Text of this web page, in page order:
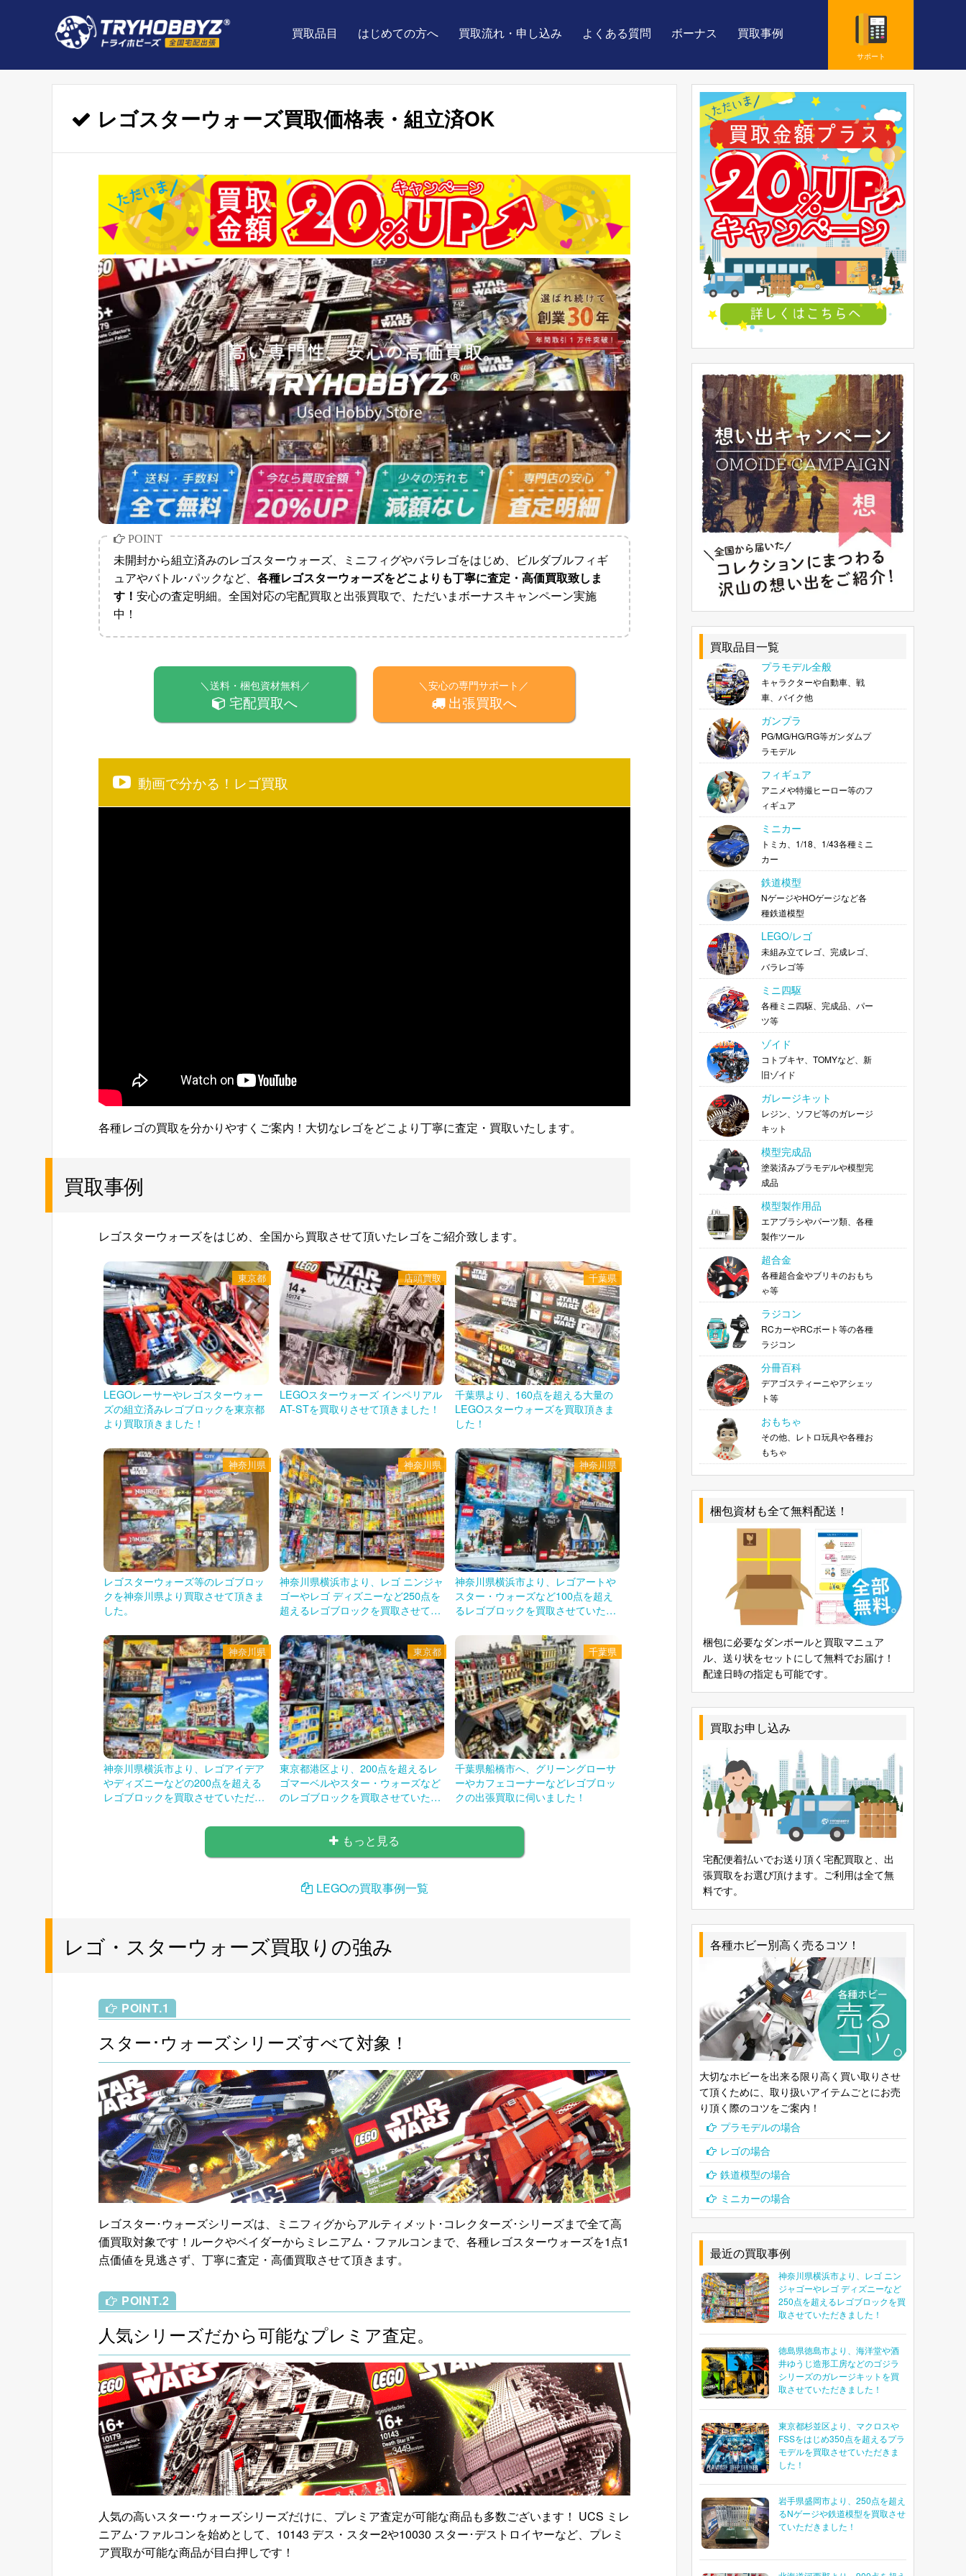
買取品目 はじめての方へ 買取流れ・申し込み よくある質問 ボーナス 買取事例
サポート
レゴスターウォーズ買取価格表・組立済OK
未開封から組立済みのレゴスターウォーズ、ミニフィグやバラレゴをはじめ、ビルダブルフィギ
ュアやバトル･パックなど、各種レゴスターウォーズをどこよりも丁寧に査定・高価買取致しま
す！安心の査定明細。全国対応の宅配買取と出張買取で、ただいまボーナスキャンペーン実施
中！
＼送料・梱包資材無料／
宅配買取へ
＼安心の専門サポート／
出張買取へ
動画で分かる！レゴ買取
各種レゴの買取を分かりやすくご案内！大切なレゴをどこより丁寧に査定・買取いたします。
買取事例
レゴスターウォーズをはじめ、全国から買取させて頂いたレゴをご紹介致します。
東京都
LEGOレーサーやレゴスターウォー
ズの組立済みレゴブロックを東京都
より買取頂きました！
店頭買取
LEGOスターウォーズ インペリアル
AT-STを買取りさせて頂きました！
千葉県
千葉県より、160点を超える大量の
LEGOスターウォーズを買取頂きま
した！
神奈川県
レゴスターウォーズ等のレゴブロッ
クを神奈川県より買取させて頂きま
した。
神奈川県
神奈川県横浜市より、レゴ ニンジャ
ゴーやレゴ ディズニーなど250点を
超えるレゴブロックを買取させてい
神奈川県
神奈川県横浜市より、レゴアートや
スター・ウォーズなど100点を超え
るレゴブロックを買取させていただ
神奈川県
神奈川県横浜市より、レゴアイデア
やディズニーなどの200点を超える
レゴブロックを買取させていただき
東京都
東京都港区より、200点を超えるレ
ゴマーベルやスター・ウォーズなど
のレゴブロックを買取させていただ
千葉県
千葉県船橋市へ、グリーングローサ
ーやカフェコーナーなどレゴブロッ
クの出張買取に伺いました！
もっと見る
LEGOの買取事例一覧
レゴ・スターウォーズ買取りの強み
POINT.1
スター･ウォーズシリーズすべて対象！
レゴスター･ウォーズシリーズは、ミニフィグからアルティメット･コレクターズ･シリーズまで全て高
価買取対象です！ルークやベイダーからミレニアム・ファルコンまで、各種レゴスターウォーズを1点1
点価値を見逃さず、丁寧に査定・高価買取させて頂きます。
POINT.2
人気シリーズだから可能なプレミア査定。
人気の高いスター･ウォーズシリーズだけに、プレミア査定が可能な商品も多数ございます！ UCS ミレ
ニアム･ファルコンを始めとして、10143 デス・スター2や10030 スター･デストロイヤーなど、プレミ
ア買取が可能な商品が目白押しです！
買取品目一覧
プラモデル全般
キャラクターや自動車、戦
車、バイク他
ガンプラ
PG/MG/HG/RG等ガンダムプ
ラモデル
フィギュア
アニメや特撮ヒーロー等のフ
ィギュア
ミニカー
トミカ、1/18、1/43各種ミニ
カー
鉄道模型
NゲージやHOゲージなど各
種鉄道模型
LEGO/レゴ
未組み立てレゴ、完成レゴ、
バラレゴ等
ミニ四駆
各種ミニ四駆、完成品、パー
ツ等
ゾイド
コトブキヤ、TOMYなど、新
旧ゾイド
ガレージキット
レジン、ソフビ等のガレージ
キット
模型完成品
塗装済みプラモデルや模型完
成品
模型製作用品
エアブラシやパーツ類、各種
製作ツール
超合金
各種超合金やブリキのおもち
ゃ等
ラジコン
RCカーやRCボート等の各種
ラジコン
分冊百科
デアゴスティーニやアシェッ
ト等
おもちゃ
その他、レトロ玩具や各種お
もちゃ
梱包資材も全て無料配送！
梱包に必要なダンボールと買取マニュア
ル、送り状をセットにして無料でお届け！
配達日時の指定も可能です。
買取お申し込み
宅配便着払いでお送り頂く宅配買取と、出
張買取をお選び頂けます。ご利用は全て無
料です。
各種ホビー別高く売るコツ！
大切なホビーを出来る限り高く買い取りさせ
て頂くために、取り扱いアイテムごとにお売
り頂く際のコツをご案内！
プラモデルの場合
レゴの場合
鉄道模型の場合
ミニカーの場合
最近の買取事例
神奈川県横浜市より、レゴ ニン
ジャゴーやレゴ ディズニーなど
250点を超えるレゴブロックを買
取させていただきました！
徳島県徳島市より、海洋堂や酒
井ゆうじ造形工房などのゴジラ
シリーズのガレージキットを買
取させていただきました！
東京都杉並区より、マクロスや
FSSをはじめ350点を超えるプラ
モデルを買取させていただきま
した！
岩手県盛岡市より、250点を超え
るNゲージや鉄道模型を買取させ
ていただきました！